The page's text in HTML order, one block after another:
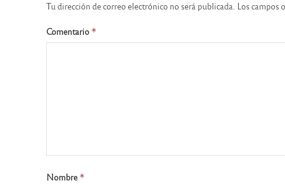
Tu dirección de correo electrónico no será publicada. Los campos
Comentario *
Nombre *